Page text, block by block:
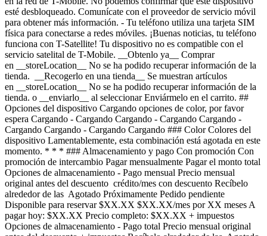
esté desbloqueado. Comunícate con el proveedor de servicio móvil
para obtener más información. - Tu teléfono utiliza una tarjeta SIM
física para conectarse a redes móviles. ¡Buenas noticias, tu teléfono
funciona con T-Satellite! Tu dispositivo no es compatible con el
servicio satelital de T-Mobile. __Obtenlo ya__ Comprar
en __storeLocation__ No se ha podido recuperar información de la
tienda. __Recogerlo en una tienda__ Se muestran artículos
en __storeLocation__ No se ha podido recuperar información de la
tienda. o __enviarlo__ al seleccionar Enviármelo en el carrito. ##
Opciones del dispositivo Cargando opciones de color, por favor
espera Cargando - Cargando Cargando - Cargando Cargando -
Cargando Cargando - Cargando Cargando ### Color Colores del
dispositivo Lamentablemente, esta combinación está agotada en este
momento. * * * ### Almacenamiento y pago Con promoción Con
promoción de intercambio Pagar mensualmente Pagar el monto total
Opciones de almacenamiento - Pago mensual Precio mensual
original antes del descuento crédito/mes con descuento Recíbelo
alrededor de las Agotado Próximamente Pedido pendiente
Disponible para reservar $XX.XX $XX.XX/mes por XX meses A
pagar hoy: $XX.XX Precio completo: $XX.XX + impuestos
Opciones de almacenamiento - Pago total Precio mensual original